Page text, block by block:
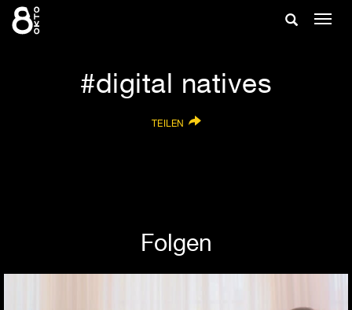
Zum
Inhalt
Suche
digital natives
TEILEN
Folgen